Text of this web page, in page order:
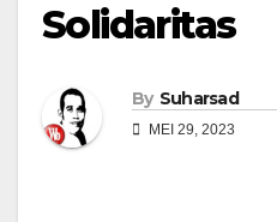
Solidaritas
By Suharsad
MEI 29, 2023